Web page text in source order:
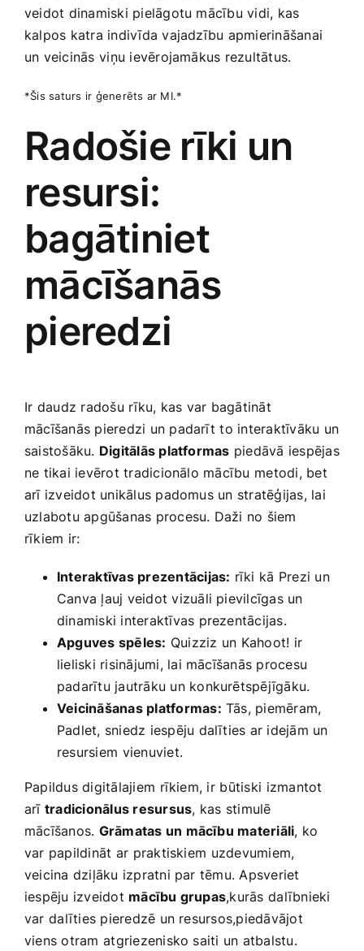
veidot‍ dinamiski pielāgotu mācību vidi, ⁢kas
kalpos katra indivīda vajadzību apmierināšanai
un veicinās⁣ viņu ievērojamākus‌ rezultātus.
*Šis saturs​ ir ģenerēts ‍ar MI.*
Radošie rīki un
resursi:
bagātiniet
mācīšanās
pieredzi
Ir ⁤daudz‌ radošu⁣ rīku, kas var bagātināt
mācīšanās pieredzi un padarīt⁣ to interaktīvāku un
saistošāku. Digitālās platformas piedāvā iespējas
ne tikai ievērot tradicionālo mācību ⁤metodi, bet
arī izveidot unikālus padomus un stratēģijas, lai⁢
uzlabotu apgūšanas ‌procesu. Daži no ‍šiem
rīkiem ⁤ir:
Interaktīvas prezentācijas: rīki kā⁢ Prezi​ un‌
Canva‌ ļauj veidot vizuāli pievilcīgas un
dinamiski interaktīvas prezentācijas.
Apguves spēles: Quizziz‍ un⁢ Kahoot! ir
lieliski risinājumi, lai mācīšanās procesu
‌padarītu jautrāku un konkurētspējīgāku.
Veicināšanas platformas: Tās, piemēram,
‌Padlet, sniedz iespēju​ dalīties ar idejām un⁢
resursiem ⁤vienuviet.
Papildus​ digitālajiem ⁢rīkiem, ir ⁢būtiski ⁢izmantot
arī tradicionālus ‌resursus, ⁤kas stimulē
mācīšanos. Grāmatas un mācību materiāli, ko
var papildināt ⁢ar‌ praktiskiem⁤ uzdevumiem,
‌veicina dziļāku ​izpratni par tēmu.‍ Apsveriet
iespēju izveidot mācību grupas,kurās ⁢dalībnieki
var⁣ dalīties pieredzē un resursos,piedāvājot
viens otram⁣ atgriezenisko saiti un atbalstu.‌